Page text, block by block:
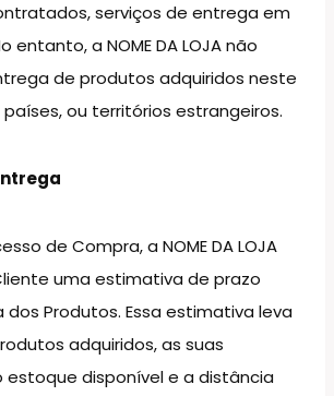
serviços de entrega em
entanto, a NOME DA LOJA não
de produtos adquiridos neste
ou territórios estrangeiros.
de Compra, a NOME DA LOJA
uma estimativa de prazo
Produtos. Essa estimativa leva
adquiridos, as suas
estoque disponível e a distância